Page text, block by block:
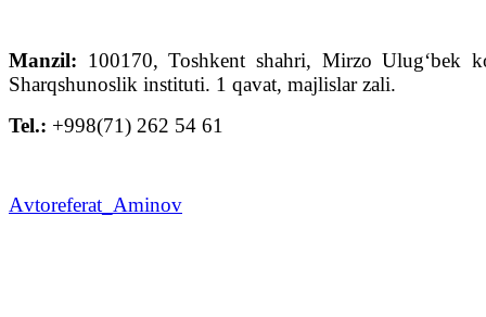
Manzil: 100170, Toshkent shahri, Mirzo Ulug‘bek
Sharqshunoslik instituti. 1 qavat, majlislar zali.
Tel.: +998(71) 262 54 61
Аvtoreferat_Aminov